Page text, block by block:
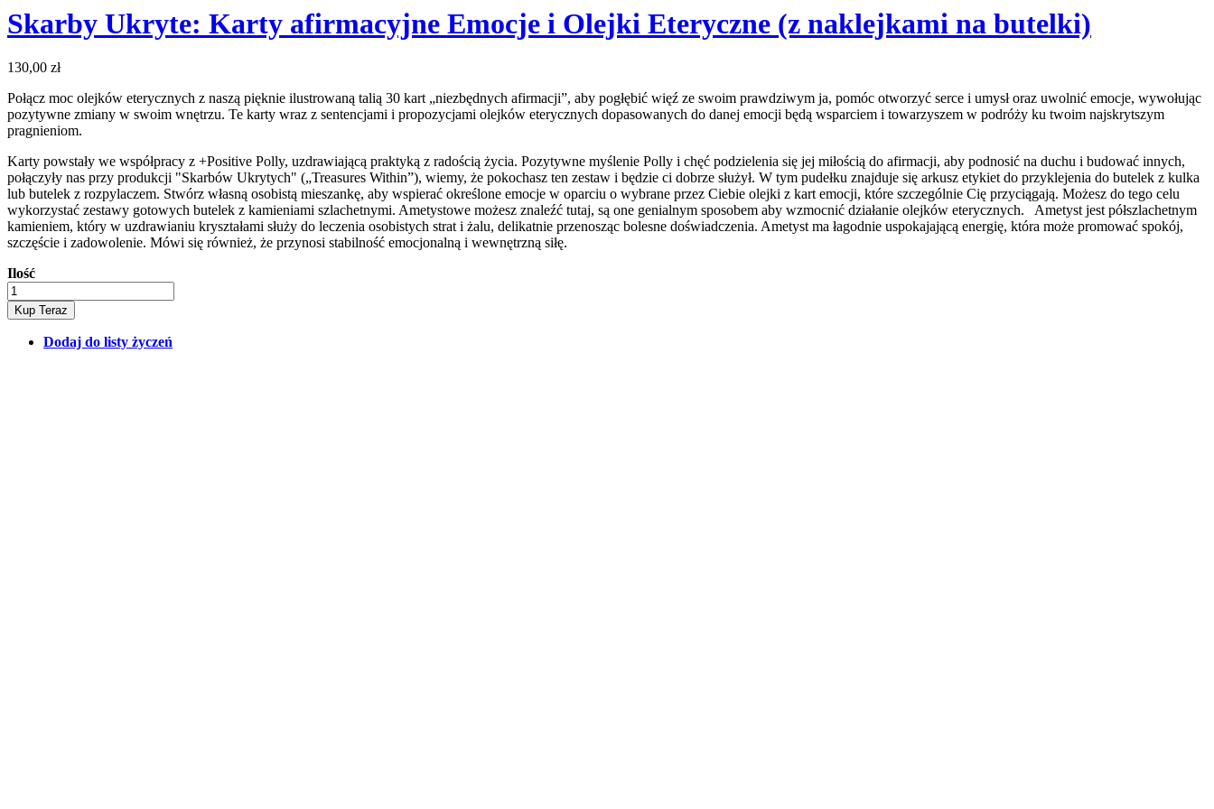
Skarby Ukryte: Karty afirmacyjne Emocje i Olejki Eteryczne (z naklejkami na butelki)
130,00 zł
Połącz moc olejków eterycznych z naszą pięknie ilustrowaną talią 30 kart „niezbędnych afirmacji”, aby pogłębić więź ze swoim prawdziwym ja, pomóc otworzyć serce i umysł oraz uwolnić emocje, wywołując
pozytywne zmiany w swoim wnętrzu. Te karty wraz z sentencjami i propozycjami olejków eterycznych dopasowanych do danej emocji będą wsparciem i towarzyszem w podróży ku twoim najskrytszym
pragnieniom.
Karty powstały we współpracy z +Positive Polly, uzdrawiającą praktyką z radością życia. Pozytywne myślenie Polly i chęć podzielenia się jej miłością do afirmacji, aby podnosić na duchu i budować innych,
połączyły nas przy produkcji "Skarbów Ukrytych" („Treasures Within”), wiemy, że pokochasz ten zestaw i będzie ci dobrze służył. W tym pudełku znajduje się arkusz etykiet do przyklejenia do butelek z kulka
lub butelek z rozpylaczem. Stwórz własną osobistą mieszankę, aby wspierać określone emocje w oparciu o wybrane przez Ciebie olejki z kart emocji, które szczególnie Cię przyciągają. Możesz do tego celu
wykorzystać zestawy gotowych butelek z kamieniami szlachetnymi. Ametystowe możesz znaleźć tutaj, są one genialnym sposobem aby wzmocnić działanie olejków eterycznych. Ametyst jest półszlachetnym
kamieniem, który w uzdrawianiu kryształami służy do leczenia osobistych strat i żalu, delikatnie przenosząc bolesne doświadczenia. Ametyst ma łagodnie uspokajającą energię, która może promować spokój,
szczęście i zadowolenie. Mówi się również, że przynosi stabilność emocjonalną i wewnętrzną siłę.
Ilość
Kup Teraz
Dodaj do listy życzeń